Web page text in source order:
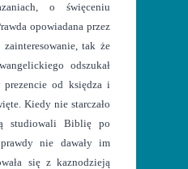
o święceniu
opowiadana przez
tak że
odszukał
prezencie od księdza i
Kiedy nie starczało
studiowali Biblię po
nie dawały im
się z kaznodzieją